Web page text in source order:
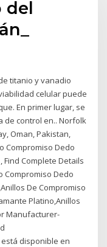
del
titanio y vanadio
celular puede
En primer lugar, se
de control en.. Norfolk
Oman, Pakistan,
Compromiso Dedo
Find Complete Details
Compromiso Dedo
De Compromiso
Platino,Anillos
Manufacturer-
disponible en